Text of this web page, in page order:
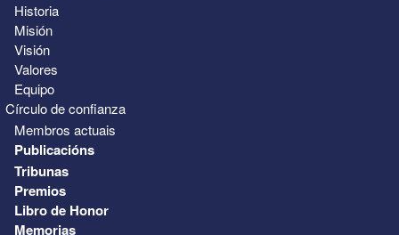
Historia
Misión
Visión
Valores
Equipo
Círculo de confianza
Membros actuais
Publicacións
Tribunas
Premios
Libro de Honor
Memorias